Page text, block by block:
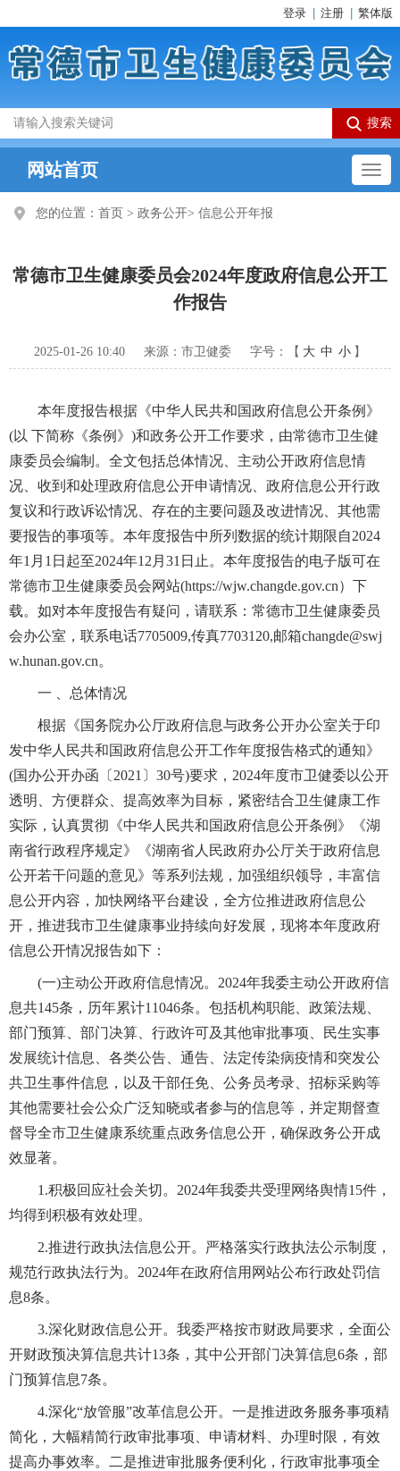
登录 注册 繁体版
网站首页
您的位置： 首页 > 政务公开> 信息公开年报
常德市卫生健康委员会2024年度政府信息公开工
作报告
2025-01-26 10:40 来源：市卫健委 字号：【 大 中 小 】
本年度报告根据《中华人民共和国政府信息公开条例》
(以 下简称《条例》)和政务公开工作要求，由常德市卫生健
康委员会编制。全文包括总体情况、主动公开政府信息情
况、收到和处理政府信息公开申请情况、政府信息公开行政
复议和行政诉讼情况、存在的主要问题及改进情况、其他需
要报告的事项等。本年度报告中所列数据的统计期限自2024
年1月1日起至2024年12月31日止。本年度报告的电子版可在
常德市卫生健康委员会网站(https://wjw.changde.gov.cn）下
载。如对本年度报告有疑问，请联系：常德市卫生健康委员
会办公室，联系电话7705009,传真7703120,邮箱changde@swj
w.hunan.gov.cn。
一 、总体情况
根据《国务院办公厅政府信息与政务公开办公室关于印
发中华人民共和国政府信息公开工作年度报告格式的通知》
(国办公开办函〔2021〕30号)要求，2024年度市卫健委以公开
透明、方便群众、提高效率为目标，紧密结合卫生健康工作
实际，认真贯彻《中华人民共和国政府信息公开条例》《湖
南省行政程序规定》《湖南省人民政府办公厅关于政府信息
公开若干问题的意见》等系列法规，加强组织领导，丰富信
息公开内容，加快网络平台建设，全方位推进政府信息公
开，推进我市卫生健康事业持续向好发展，现将本年度政府
信息公开情况报告如下：
(一)主动公开政府信息情况。2024年我委主动公开政府信
息共145条，历年累计11046条。包括机构职能、政策法规、
部门预算、部门决算、行政许可及其他审批事项、民生实事
发展统计信息、各类公告、通告、法定传染病疫情和突发公
共卫生事件信息，以及干部任免、公务员考录、招标采购等
其他需要社会公众广泛知晓或者参与的信息等，并定期督查
督导全市卫生健康系统重点政务信息公开，确保政务公开成
效显著。
1.积极回应社会关切。2024年我委共受理网络舆情15件，
均得到积极有效处理。
2.推进行政执法信息公开。严格落实行政执法公示制度，
规范行政执法行为。2024年在政府信用网站公布行政处罚信
息8条。
3.深化财政信息公开。我委严格按市财政局要求，全面公
开财政预决算信息共计13条，其中公开部门决算信息6条，部
门预算信息7条。
4.深化“放管服”改革信息公开。一是推进政务服务事项精
简化，大幅精简行政审批事项、申请材料、办理时限，有效
提高办事效率。二是推进审批服务便利化，行政审批事项全